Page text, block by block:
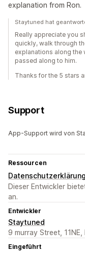
explanation from Ron.
Staytuned hat
Really appreciate you
quickly, walk through
explanations along the
passed along to him.
Thanks for the 5 stars
Support
App-Support wird von
Ressourcen
Datenschutzerklärung
Dieser Entwickler
an.
Entwickler
Staytuned
9 murray Street,
Eingeführt